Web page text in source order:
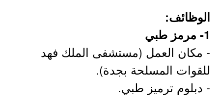
الوظائف:
1- مرمز طبي
- مكان العمل (مستشفى الملك فهد
للقوات المسلحة بجدة).
- دبلوم ترميز طبي.